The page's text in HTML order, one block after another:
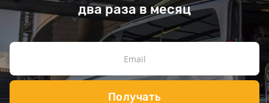
два раза в месяц
Получать